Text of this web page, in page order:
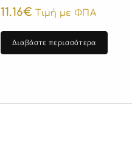
11.16€ Τιμή με ΦΠΑ
Διαβάστε περισσότερα